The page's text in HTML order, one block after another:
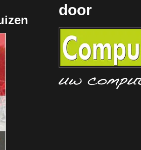
door